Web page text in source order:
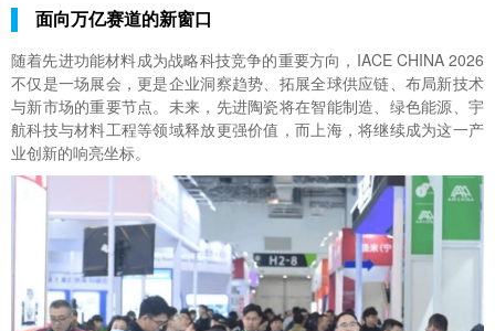
面向万亿赛道的新窗口
随着先进功能材料成为战略科技竞争的重要方向，IACE CHINA 2026
不仅是一场展会，更是企业洞察趋势、拓展全球供应链、布局新技术
与新市场的重要节点。未来，先进陶瓷将在智能制造、绿色能源、宇
航科技与材料工程等领域释放更强价值，而上海，将继续成为这一产
业创新的响亮坐标。